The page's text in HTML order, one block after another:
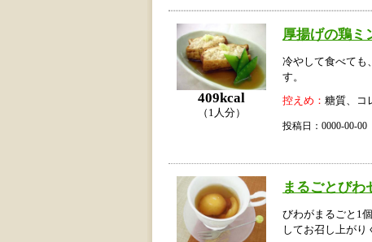
409kcal
（1人分）
厚揚げの鶏ミ
冷やして食べても
す。
控えめ： 糖質、コ
投稿日：0000-00-
まるごとびわ
びわがまるごと1
してお召し上がり